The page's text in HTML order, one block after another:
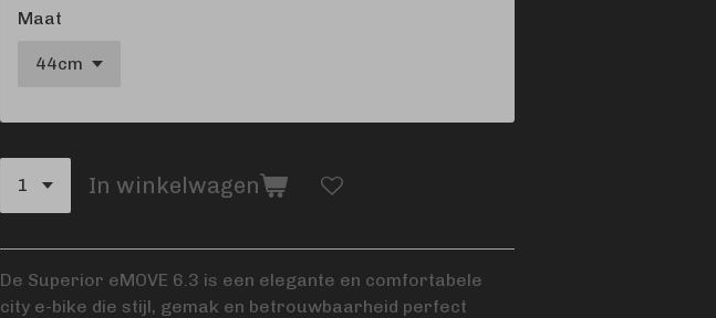
Maat
In winkelwagen
De Superior eMOVE 6.3 is een elegante en comfortabele
city e-bike die stijl, gemak en betrouwbaarheid perfect